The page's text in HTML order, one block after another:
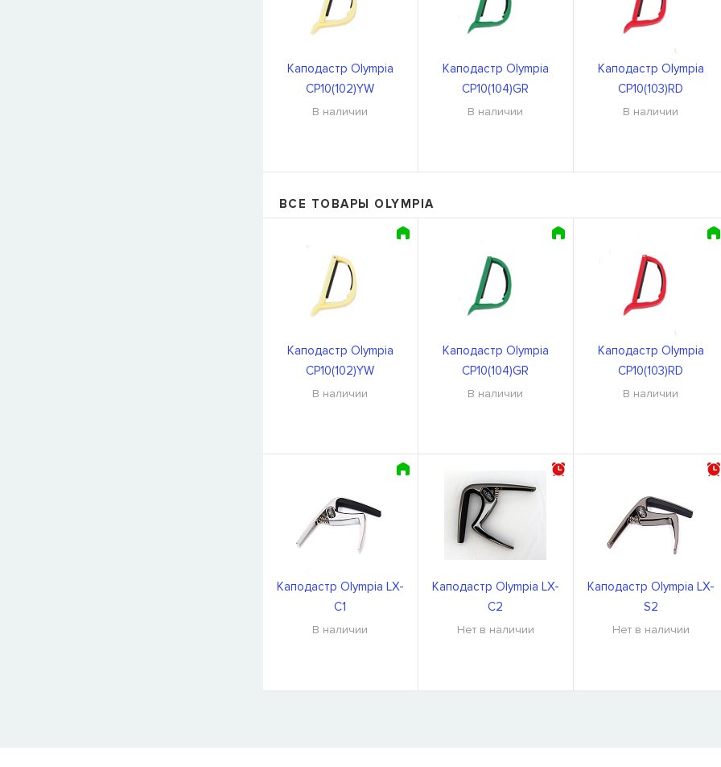
Каподастр Olympia
CP10(102)YW
В наличии
Каподастр Olympia
CP10(104)GR
В наличии
Каподастр Olympia
CP10(103)RD
В наличии
ВСЕ ТОВАРЫ OLYMPIA
Каподастр Olympia
CP10(102)YW
В наличии
Каподастр Olympia
CP10(104)GR
В наличии
Каподастр Olympia
CP10(103)RD
В наличии
Каподастр Olympia LX-
C1
В наличии
Каподастр Olympia LX-
C2
Нет в наличии
Каподастр Olympia LX-
S2
Нет в наличии